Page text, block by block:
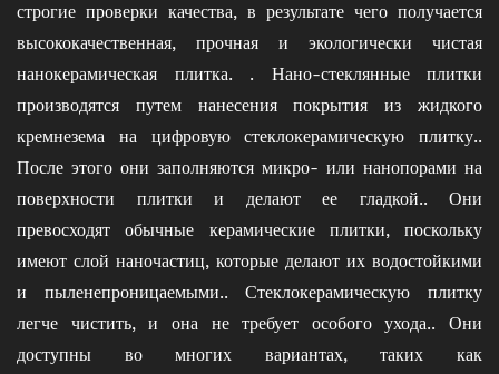
строгие проверки качества, в результате чего получается
высококачественная, прочная и экологически чистая
нанокерамическая плитка. . Нано-стеклянные плитки
производятся путем нанесения покрытия из жидкого
кремнезема на цифровую стеклокерамическую плитку..
После этого они заполняются микро- или нанопорами на
поверхности плитки и делают ее гладкой.. Они
превосходят обычные керамические плитки, поскольку
имеют слой наночастиц, которые делают их водостойкими
и пыленепроницаемыми.. Стеклокерамическую плитку
легче чистить, и она не требует особого ухода.. Они
доступны во многих вариантах, таких как